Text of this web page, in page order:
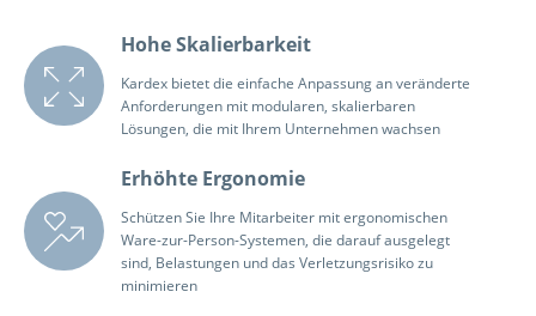
Hohe Skalierbarkeit
Kardex bietet die einfache Anpassung an veränderte
Anforderungen mit modularen, skalierbaren
Lösungen, die mit Ihrem Unternehmen wachsen
Erhöhte Ergonomie
Schützen Sie Ihre Mitarbeiter mit ergonomischen
Ware-zur-Person-Systemen, die darauf ausgelegt
sind, Belastungen und das Verletzungsrisiko zu
minimieren